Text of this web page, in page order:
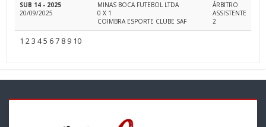
SUB 14 - 2025
20/09/2025
MINAS BOCA FUTEBOL LTDA
0 X 1
COIMBRA ESPORTE CLUBE SAF
ÁRBITRO
ASSISTENTE
2
1 23 45 67 8 9 10